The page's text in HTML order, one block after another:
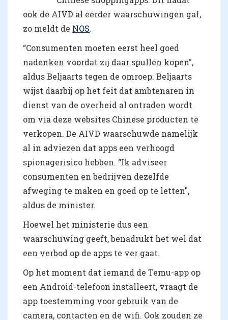
ook de AIVD al eerder waarschuwingen gaf,
zo meldt de NOS.
“Consumenten moeten eerst heel goed
nadenken voordat zij daar spullen kopen”,
aldus Beljaarts tegen de omroep. Beljaarts
wijst daarbij op het feit dat ambtenaren in
dienst van de overheid al ontraden wordt
om via deze websites Chinese producten te
verkopen. De AIVD waarschuwde namelijk
al in adviezen dat apps een verhoogd
spionagerisico hebben. “Ik adviseer
consumenten en bedrijven dezelfde
afweging te maken en goed op te letten",
aldus de minister.
Hoewel het ministerie dus een
waarschuwing geeft, benadrukt het wel dat
een verbod op de apps te ver gaat.
Op het moment dat iemand de Temu-app op
een Android-telefoon installeert, vraagt de
app toestemming voor gebruik van de
camera, contacten en de wifi. Ook zouden ze